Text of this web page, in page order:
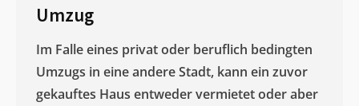
Umzug
Im Falle eines privat oder beruflich bedingten
Umzugs in eine andere Stadt, kann ein zuvor
gekauftes Haus entweder vermietet oder aber